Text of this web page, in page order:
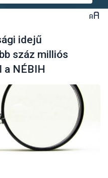
idejű
száz milliós
NÉBIH